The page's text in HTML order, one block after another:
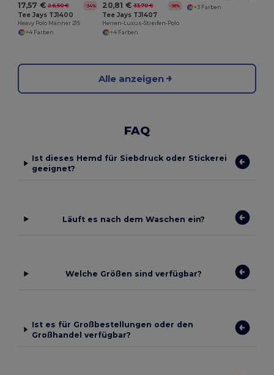
17,57 € 26,50 € -34%
Tee Jays TJ1400
Heavy Polo Männer 215
+4 Farben
20,81 € 33,70 € -38%
Tee Jays TJ1407
Herren-Luxus-Streifen-Polo
+4 Farben
+3 Farben
Alle anzeigen
FAQ
Ist dieses Hemd für Siebdruck oder Stickerei
geeignet?
Läuft es nach dem Waschen ein?
Welche Größen sind verfügbar?
Ist es für Großbestellungen oder den
Großhandel verfügbar?